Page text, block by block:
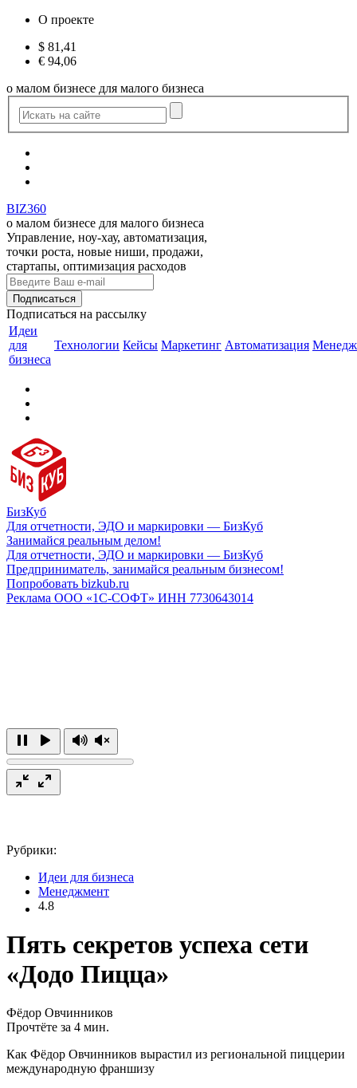
О проекте
$ 81,41
€ 94,06
о малом бизнесе для малого бизнеса
BIZ360
о малом бизнесе для малого бизнеса
Управление, ноу-хау, автоматизация,
точки роста, новые ниши, продажи,
стартапы, оптимизация расходов
Подписаться на рассылку
Идеи
для
бизнеса
Технологии Кейсы Маркетинг Автоматизация
БизКуб
Для отчетности, ЭДО и маркировки — БизКуб
Занимайся реальным делом!
Для отчетности, ЭДО и маркировки — БизКуб
Предприниматель, занимайся реальным бизнесом!
Попробовать bizkub.ru
Реклама ООО «1С-СОФТ» ИНН 7730643014
Рубрики:
Идеи для бизнеса
Менеджмент
4.8
Пять секретов успеха сети
«Додо Пицца»
Фёдор Овчинников
Прочтёте за 4 мин.
Как Фёдор Овчинников вырастил из региональной пиццерии
международную франшизу